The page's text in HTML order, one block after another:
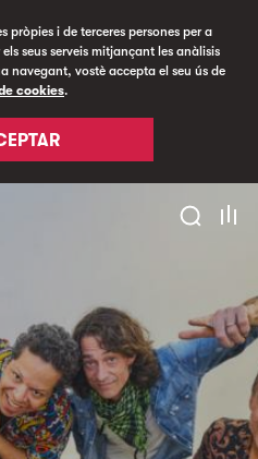
pròpies i de terceres persones per a
seus serveis mitjançant les anàlisis
navegant, vostè accepta el seu ús de
cookies.